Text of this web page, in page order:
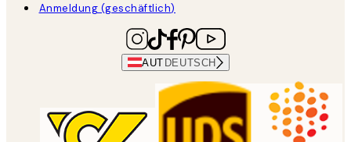
Anmeldung (geschäftlich)
AUT DEUTSCH